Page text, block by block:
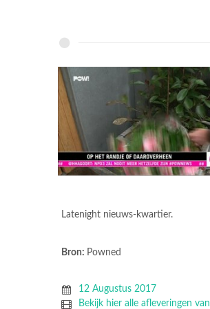
Latenight nieuws-kwartier.
Bron: Powned
12 Augustus 2017
Bekijk hier alle afleveringen van